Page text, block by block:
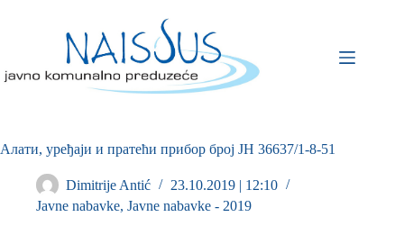
Алати, уређаји и пратећи прибор број ЈН 36637/1-8-51
Dimitrije Antić
23.10.2019 | 12:10
Javne nabavke, Javne nabavke - 2019